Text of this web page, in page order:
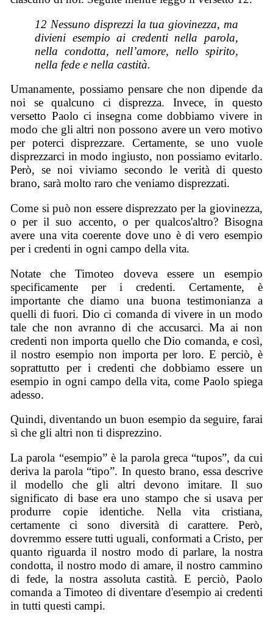
12 Nessuno disprezzi la tua giovinezza, ma
divieni esempio ai credenti nella parola,
nella condotta, nell’amore, nello spirito,
nella fede e nella castità.
Umanamente, possiamo pensare che non dipende da
noi se qualcuno ci disprezza. Invece, in questo
versetto Paolo ci insegna come dobbiamo vivere in
modo che gli altri non possono avere un vero motivo
per poterci disprezzare. Certamente, se uno vuole
disprezzarci in modo ingiusto, non possiamo evitarlo.
Però, se noi viviamo secondo le verità di questo
brano, sarà molto raro che veniamo disprezzati.
Come si può non essere disprezzato per la giovinezza,
o per il suo accento, o per qualcos'altro? Bisogna
avere una vita coerente dove uno è di vero esempio
per i credenti in ogni campo della vita.
Notate che Timoteo doveva essere un esempio
specificamente per i credenti. Certamente, è
importante che diamo una buona testimonianza a
quelli di fuori. Dio ci comanda di vivere in un modo
tale che non avranno di che accusarci. Ma ai non
credenti non importa quello che Dio comanda, e così,
il nostro esempio non importa per loro. E perciò, è
soprattutto per i credenti che dobbiamo essere un
esempio in ogni campo della vita, come Paolo spiega
adesso.
Quindi, diventando un buon esempio da seguire, farai
sì che gli altri non ti disprezzino.
La parola “esempio” è la parola greca “tupos”, da cui
deriva la parola “tipo”. In questo brano, essa descrive
il modello che gli altri devono imitare. Il suo
significato di base era uno stampo che si usava per
produrre copie identiche. Nella vita cristiana,
certamente ci sono diversità di carattere. Però,
dovremmo essere tutti uguali, conformati a Cristo, per
quanto riguarda il nostro modo di parlare, la nostra
condotta, il nostro modo di amare, il nostro cammino
di fede, la nostra assoluta castità. E perciò, Paolo
comanda a Timoteo di diventare d'esempio ai credenti
in tutti questi campi.